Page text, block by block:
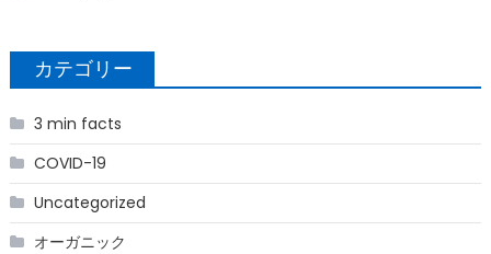
カテゴリー
3 min facts
COVID-19
Uncategorized
オーガニック